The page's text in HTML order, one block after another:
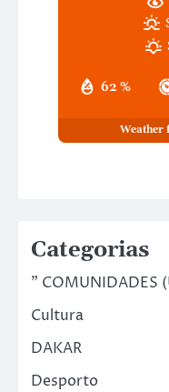
62 %
Weather
Categorias
" COMUNIDADES
Cultura
DAKAR
Desporto